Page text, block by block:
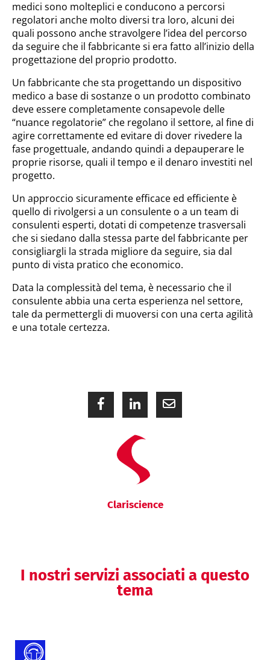
medici sono molteplici e conducono a percorsi
regolatori anche molto diversi tra loro, alcuni dei
quali possono anche stravolgere l’idea del percorso
da seguire che il fabbricante si era fatto all’inizio della
progettazione del proprio prodotto.
Un fabbricante che sta progettando un dispositivo
medico a base di sostanze o un prodotto combinato
deve essere completamente consapevole delle
“nuance regolatorie” che regolano il settore, al fine di
agire correttamente ed evitare di dover rivedere la
fase progettuale, andando quindi a depauperare le
proprie risorse, quali il tempo e il denaro investiti nel
progetto.
Un approccio sicuramente efficace ed efficiente è
quello di rivolgersi a un consulente o a un team di
consulenti esperti, dotati di competenze trasversali
che si siedano dalla stessa parte del fabbricante per
consigliargli la strada migliore da seguire, sia dal
punto di vista pratico che economico.
Data la complessità del tema, è necessario che il
consulente abbia una certa esperienza nel settore,
tale da permettergli di muoversi con una certa agilità
e una totale certezza.
Clariscience
I nostri servizi associati a questo
tema